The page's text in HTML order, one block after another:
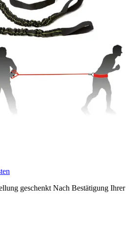
geschenkt Nach Bestätigung Ihrer